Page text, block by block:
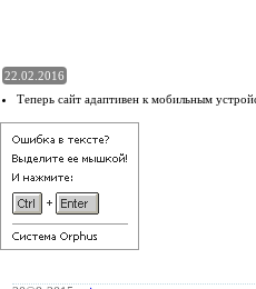
22.02.2016
Теперь сайт адаптивен к мобильным